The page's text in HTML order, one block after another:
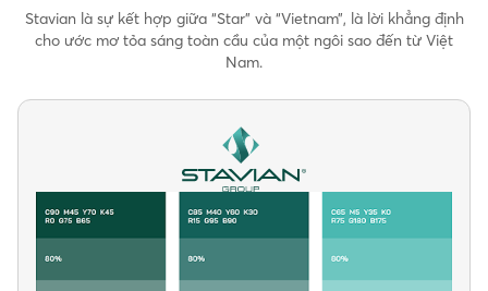
Stavian là sự kết hợp giữa “Star” và “Vietnam”, là lời khẳng định
cho ước mơ tỏa sáng toàn cầu của một ngôi sao đến từ Việt
Nam.